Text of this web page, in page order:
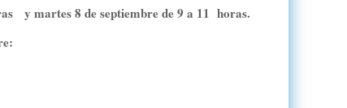
y martes 8 de septiembre de 9 a 11 horas.